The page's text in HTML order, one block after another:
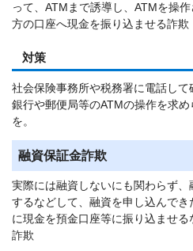
って、ATMまで誘導し、ATMを操
方の口座へ現金を振り込ませる詐欺
対策
社会保険事務所や税務署に電話して
銀行や郵便局等のATMの操作を求
を。
融資保証金詐欺
実際には融資しないにも関わらず
するなどして、融資を申し込んで
に現金を預金口座等に振り込ませ
詐欺